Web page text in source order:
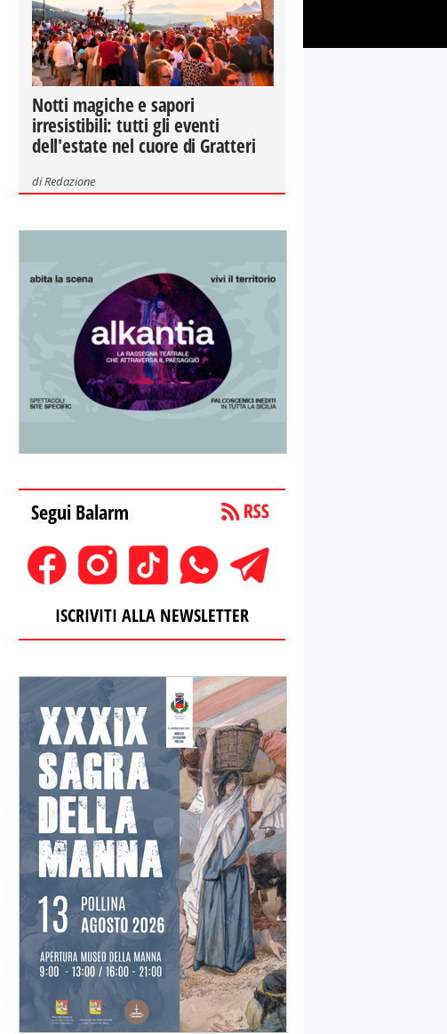
Notti magiche e sapori
irresistibili: tutti gli eventi
dell'estate nel cuore di Gratteri
diRedazione
Segui Balarm
ISCRIVITI ALLA NEWSLETTER